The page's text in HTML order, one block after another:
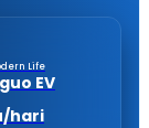
Life
EV
hari